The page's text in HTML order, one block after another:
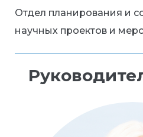
Отдел планирования и
научных проектов и